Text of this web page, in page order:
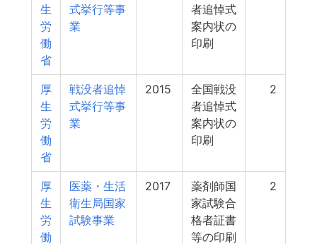
生
労
働
省
式挙行等事
業
者追悼式
案内状の
印刷
厚
生
労
働
省
戦没者追悼
式挙行等事
業
2015
全国戦没
者追悼式
案内状の
印刷
2
厚
生
労
働
医薬・生活
衛生局国家
試験事業
2017
薬剤師国
家試験合
格者証書
等の印刷
2